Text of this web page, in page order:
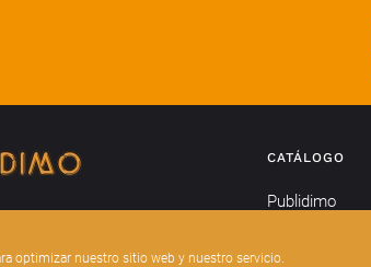
optimizar nuestro sitio web y nuestro servicio.
CATÁLOGO
Publidimo